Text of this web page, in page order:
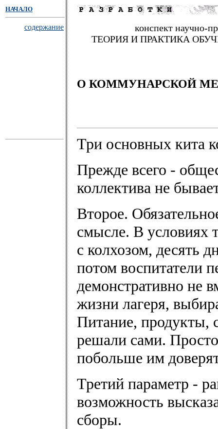
НАЧАЛО
содержание
конспект научно-
ТЕОРИЯ И ПРАКТИКА
О КОММУНАРСКОЙ
Три основных кита
Прежде всего -
коллектива не
Второе.
смысле. В условиях
с колхозом, десять
потом воспитатели
демонстративно не
жизни лагеря,
Питание, продукты,
решали сами.
побольше им
Третий параметр -
возможность
сборы.